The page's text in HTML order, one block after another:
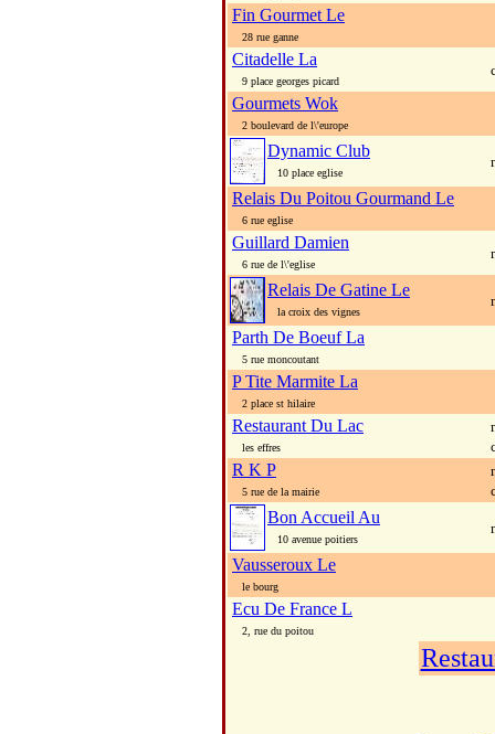
Fin Gourmet Le
28 rue ganne
Citadelle La
9 place georges picard
Gourmets Wok
2 boulevard de l\'europe
Dynamic Club
10 place eglise
Relais Du Poitou Gourmand Le
6 rue eglise
Guillard Damien
6 rue de l\'eglise
Relais De Gatine Le
la croix des vignes
Parth De Boeuf La
5 rue moncoutant
P Tite Marmite La
2 place st hilaire
Restaurant Du Lac
les effres
R K P
5 rue de la mairie
Bon Accueil Au
10 avenue poitiers
Vausseroux Le
le bourg
Ecu De France L
2, rue du poitou